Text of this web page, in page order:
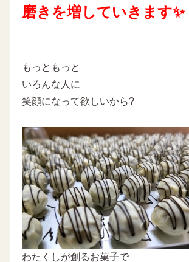
磨きを増していきます✨
もっともっと
いろんな人に
笑顔になって欲しいから?
わたくしが創るお菓子で